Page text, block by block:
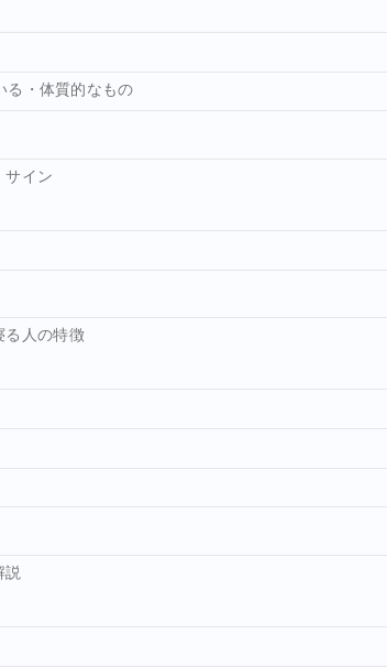
・体質的なもの
サイン
る人の特徴
説